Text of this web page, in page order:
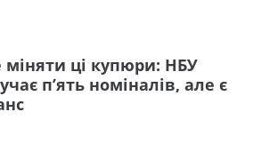
міняти ці купюри: НБУ
п’ять номіналів, але є